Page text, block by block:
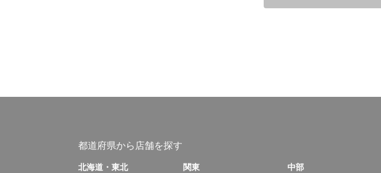
都道府県から店舗を探す
北海道・東北 関東 中部